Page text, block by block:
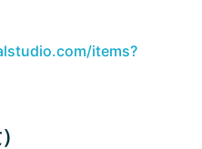
items?